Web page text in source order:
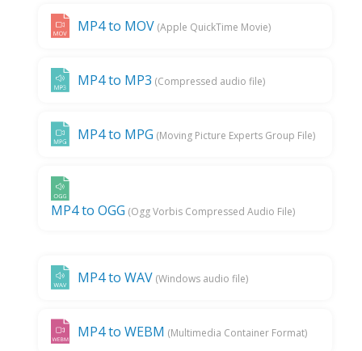
MP4 to MOV (Apple QuickTime Movie)
MP4 to MP3 (Compressed audio file)
MP4 to MPG (Moving Picture Experts Group File)
MP4 to OGG (Ogg Vorbis Compressed Audio File)
MP4 to WAV (Windows audio file)
MP4 to WEBM (Multimedia Container Format)